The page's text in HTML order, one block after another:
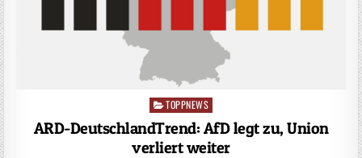
Posted
in
TOPPNEWS
ARD-DeutschlandTrend: AfD legt zu, Union
verliert weiter